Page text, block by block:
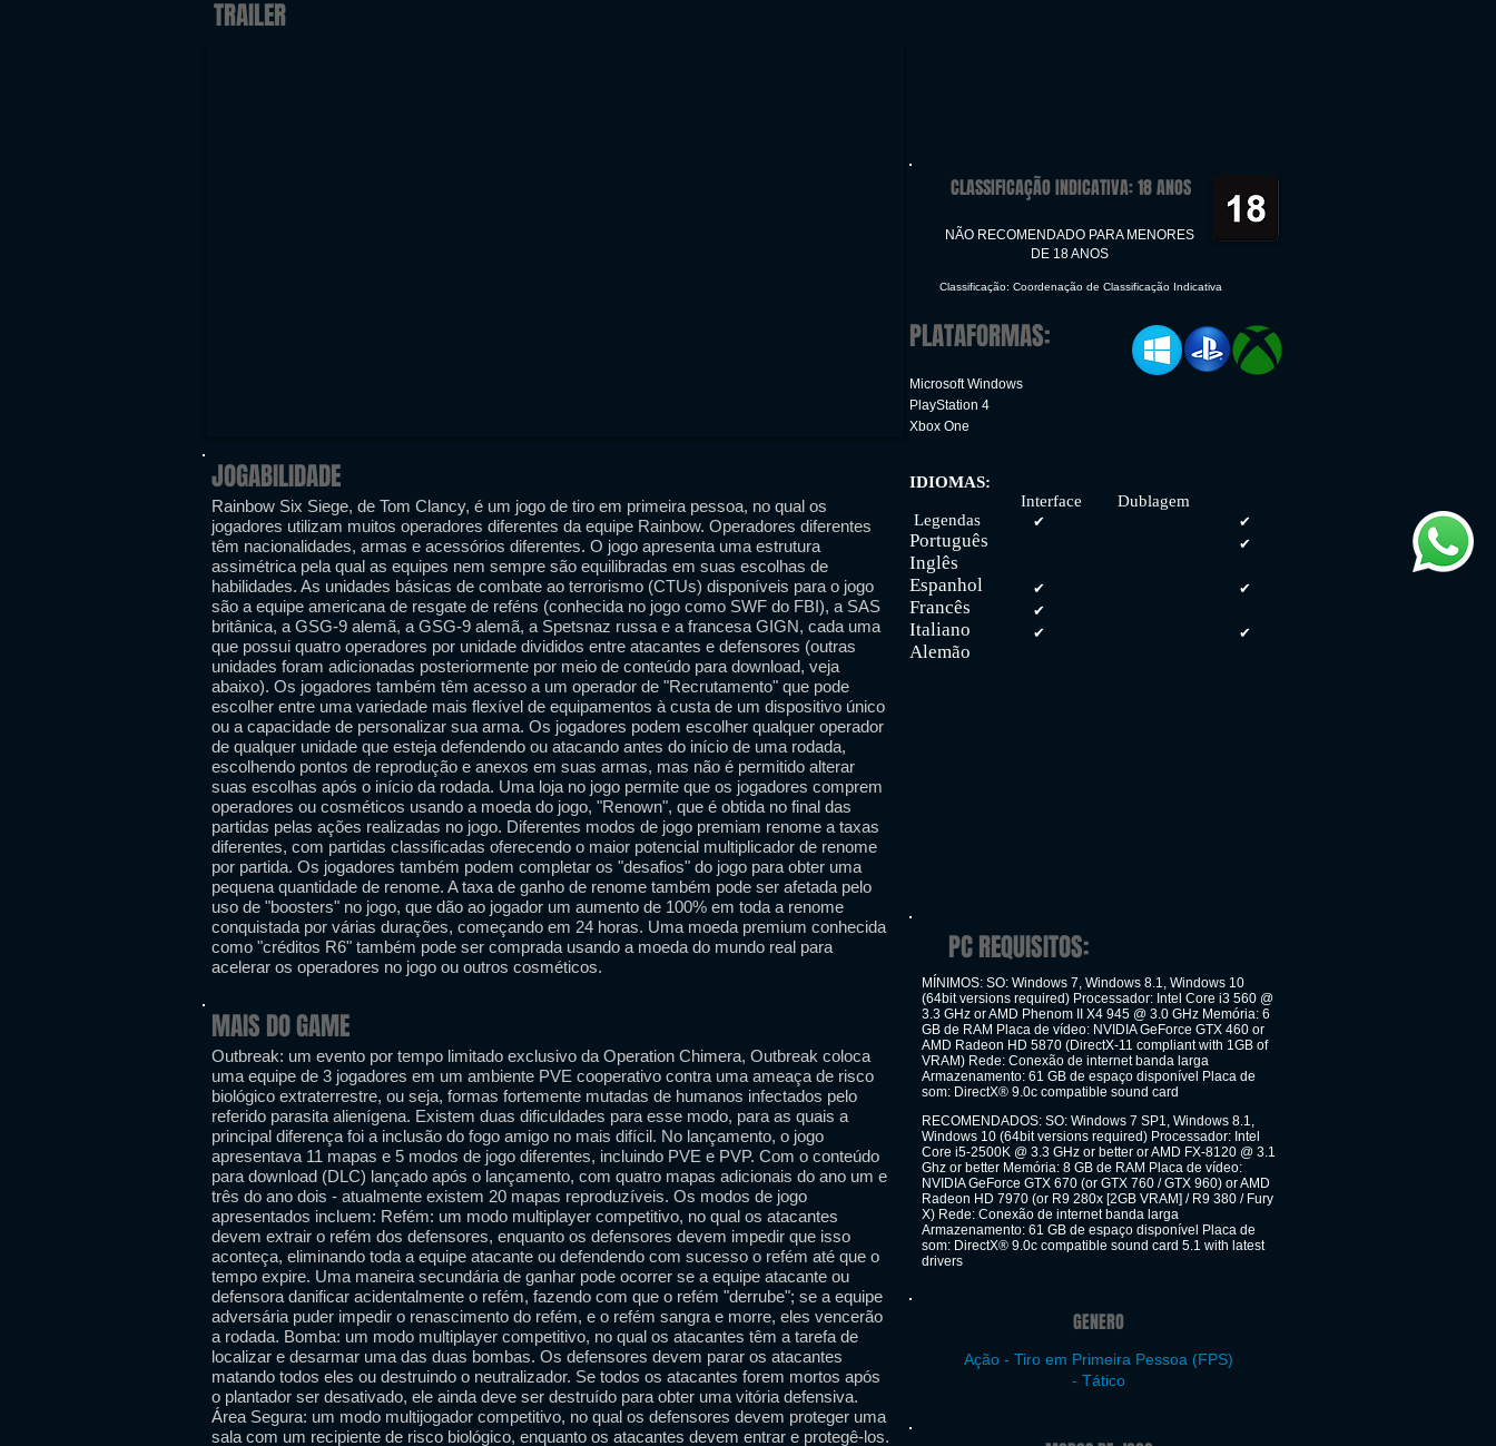
TRAILER
JOGABILIDADE
Rainbow Six Siege, de Tom Clancy, é um jogo de tiro em primeira pessoa, no qual os
jogadores utilizam muitos operadores diferentes da equipe Rainbow. Operadores diferentes
têm nacionalidades, armas e acessórios diferentes. O jogo apresenta uma estrutura
assimétrica pela qual as equipes nem sempre são equilibradas em suas escolhas de
habilidades. As unidades básicas de combate ao terrorismo (CTUs) disponíveis para o jogo
são a equipe americana de resgate de reféns (conhecida no jogo como SWF do FBI), a SAS
britânica, a GSG-9 alemã, a GSG-9 alemã, a Spetsnaz russa e a francesa GIGN, cada uma
que possui quatro operadores por unidade divididos entre atacantes e defensores (outras
unidades foram adicionadas posteriormente por meio de conteúdo para download, veja
abaixo). Os jogadores também têm acesso a um operador de "Recrutamento" que pode
escolher entre uma variedade mais flexível de equipamentos à custa de um dispositivo único
ou a capacidade de personalizar sua arma. Os jogadores podem escolher qualquer operador
de qualquer unidade que esteja defendendo ou atacando antes do início de uma rodada,
escolhendo pontos de reprodução e anexos em suas armas, mas não é permitido alterar
suas escolhas após o início da rodada. Uma loja no jogo permite que os jogadores comprem
operadores ou cosméticos usando a moeda do jogo, "Renown", que é obtida no final das
partidas pelas ações realizadas no jogo. Diferentes modos de jogo premiam renome a taxas
diferentes, com partidas classificadas oferecendo o maior potencial multiplicador de renome
por partida. Os jogadores também podem completar os "desafios" do jogo para obter uma
pequena quantidade de renome. A taxa de ganho de renome também pode ser afetada pelo
uso de "boosters" no jogo, que dão ao jogador um aumento de 100% em toda a renome
conquistada por várias durações, começando em 24 horas. Uma moeda premium conhecida
como "créditos R6" também pode ser comprada usando a moeda do mundo real para
acelerar os operadores no jogo ou outros cosméticos.
MAIS DO GAME
Outbreak: um evento por tempo limitado exclusivo da Operation Chimera, Outbreak coloca
uma equipe de 3 jogadores em um ambiente PVE cooperativo contra uma ameaça de risco
biológico extraterrestre, ou seja, formas fortemente mutadas de humanos infectados pelo
referido parasita alienígena. Existem duas dificuldades para esse modo, para as quais a
principal diferença foi a inclusão do fogo amigo no mais difícil. No lançamento, o jogo
apresentava 11 mapas e 5 modos de jogo diferentes, incluindo PVE e PVP. Com o conteúdo
para download (DLC) lançado após o lançamento, com quatro mapas adicionais do ano um e
três do ano dois - atualmente existem 20 mapas reproduzíveis. Os modos de jogo
apresentados incluem: Refém: um modo multiplayer competitivo, no qual os atacantes
devem extrair o refém dos defensores, enquanto os defensores devem impedir que isso
aconteça, eliminando toda a equipe atacante ou defendendo com sucesso o refém até que o
tempo expire. Uma maneira secundária de ganhar pode ocorrer se a equipe atacante ou
defensora danificar acidentalmente o refém, fazendo com que o refém "derrube"; se a equipe
adversária puder impedir o renascimento do refém, e o refém sangra e morre, eles vencerão
a rodada. Bomba: um modo multiplayer competitivo, no qual os atacantes têm a tarefa de
localizar e desarmar uma das duas bombas. Os defensores devem parar os atacantes
matando todos eles ou destruindo o neutralizador. Se todos os atacantes forem mortos após
o plantador ser desativado, ele ainda deve ser destruído para obter uma vitória defensiva.
Área Segura: um modo multijogador competitivo, no qual os defensores devem proteger uma
sala com um recipiente de risco biológico, enquanto os atacantes devem entrar e protegê-los.
CLASSIFICAÇÃO INDICATIVA: 18 ANOS
NÃO RECOMENDADO PARA MENORES
DE 18 ANOS
Classificação: Coordenação de Classificação Indicativa
PLATAFORMAS:
Microsoft Windows
PlayStation 4
Xbox One
IDIOMAS:
Interface Dublagem
Legendas
Português
Inglês
Espanhol
Francês
Italiano
Alemão
✔
✔
✔
✔
✔
✔
✔
✔
PC REQUISITOS:
MÍNIMOS: SO: Windows 7, Windows 8.1, Windows 10
(64bit versions required) Processador: Intel Core i3 560 @
3.3 GHz or AMD Phenom II X4 945 @ 3.0 GHz Memória: 6
GB de RAM Placa de vídeo: NVIDIA GeForce GTX 460 or
AMD Radeon HD 5870 (DirectX-11 compliant with 1GB of
VRAM) Rede: Conexão de internet banda larga
Armazenamento: 61 GB de espaço disponível Placa de
som: DirectX® 9.0c compatible sound card
RECOMENDADOS: SO: Windows 7 SP1, Windows 8.1,
Windows 10 (64bit versions required) Processador: Intel
Core i5-2500K @ 3.3 GHz or better or AMD FX-8120 @ 3.1
Ghz or better Memória: 8 GB de RAM Placa de vídeo:
NVIDIA GeForce GTX 670 (or GTX 760 / GTX 960) or AMD
Radeon HD 7970 (or R9 280x [2GB VRAM] / R9 380 / Fury
X) Rede: Conexão de internet banda larga
Armazenamento: 61 GB de espaço disponível Placa de
som: DirectX® 9.0c compatible sound card 5.1 with latest
drivers
GENERO
Ação - Tiro em Primeira Pessoa (FPS)
- Tático